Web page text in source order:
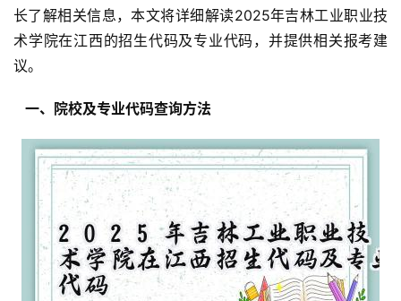
长了解相关信息，本文将详细解读2025年吉林工业职业技
术学院在江西的招生代码及专业代码，并提供相关报考建
议。
  一、院校及专业代码查询方法